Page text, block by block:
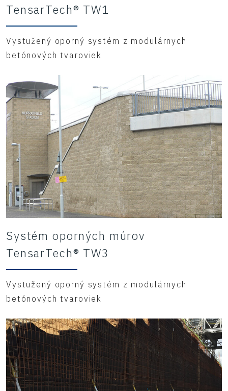
TensarTech® TW1
Vystužený oporný systém z modulárnych
betónových tvaroviek
Systém oporných múrov
TensarTech® TW3
Vystužený oporný systém z modulárnych
betónových tvaroviek